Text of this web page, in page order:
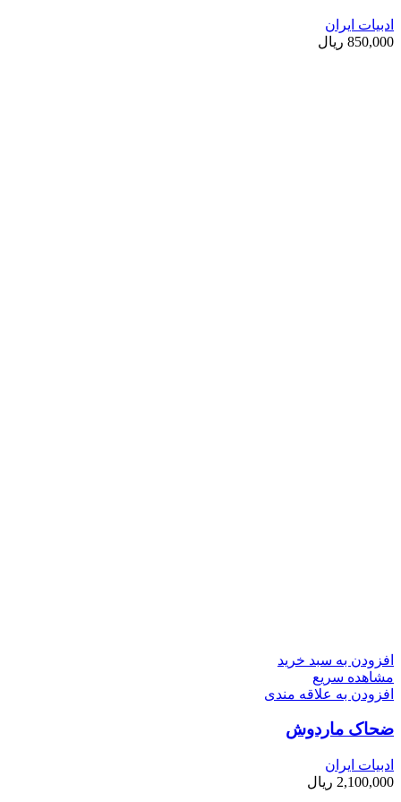
ادبیات ایران
850,000 ریال
افزودن به سبد خرید
مشاهده سریع
افزودن به علاقه مندی
ضحاک ماردوش
ادبیات ایران
2,100,000 ریال